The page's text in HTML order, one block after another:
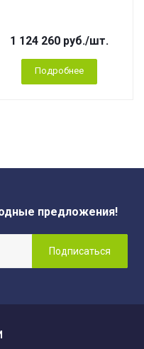
1 124 260 руб./шт.
Подробнее
предложения!